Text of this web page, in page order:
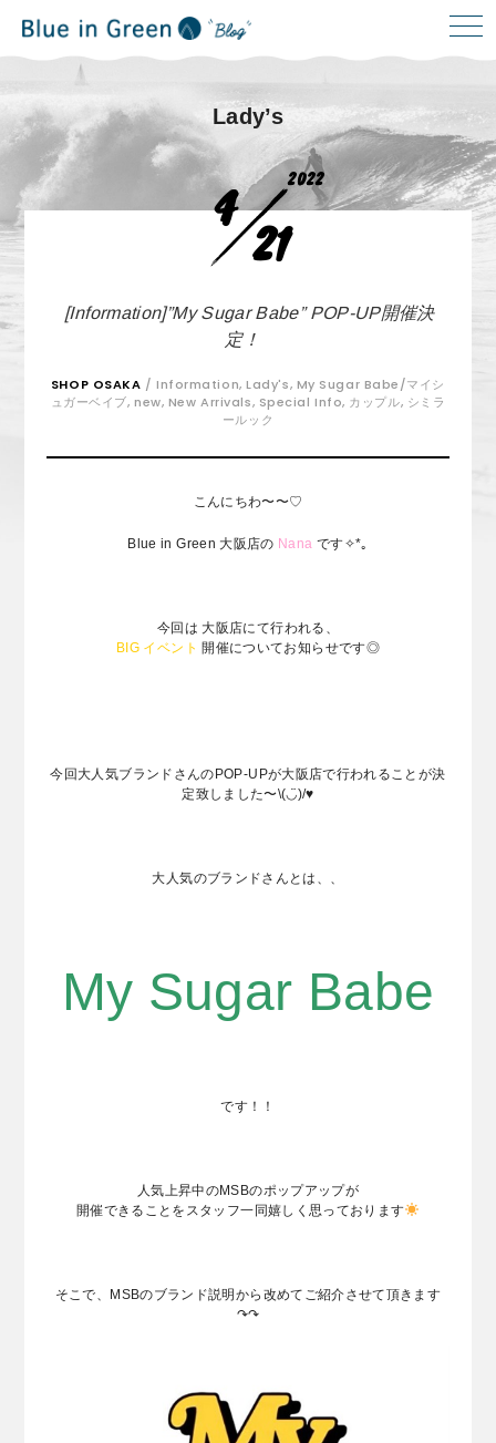
Lady’s
2022
4
21
[Information]”My Sugar Babe” POP-UP開催決
定！
SHOP OSAKA /Information,Lady's, My Sugar Babe/マイシ
ュガーベイブ,new, New Arrivals, Special Info, カップル, シミラ
ールック
こんにちわ〜〜♡
Blue in Green 大阪店の Nana です✧*｡
今回は 大阪店にて行われる、
BIG イベント 開催についてお知らせです◎
今回大人気ブランドさんのPOP-UPが大阪店で行われることが決
定致しました〜\(◡̈)/♥︎
大人気のブランドさんとは、、
My Sugar Babe
です！！
人気上昇中のMSBのポップアップが
開催できることをスタッフ一同嬉しく思っております
そこで、MSBのブランド説明から改めてご紹介させて頂きます
↷↷